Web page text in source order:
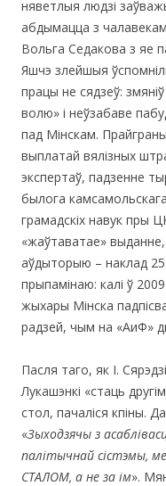
няветлыя людзі
абдымацца з
Вольга Седакова з яе
Яшчэ злейшыя
працы не сядзеў:
волю» і неўзабаве
пад Мінскам.
выплатай вялізных
экспертаў, падзенне
былога камсамольскага
грамадскіх навук пры
«жаўтаватае»
аўдыторыю – наклад
прыпамінаю: калі ў
жыхары Мінска
радзей, чым на «АиФ»
Пасля таго, як І.
Лукашэнкі «стаць
стол, пачаліся кпіны.
«Зыходзячы з
палітычнай сістэмы,
СТАЛОМ, а не за ім».